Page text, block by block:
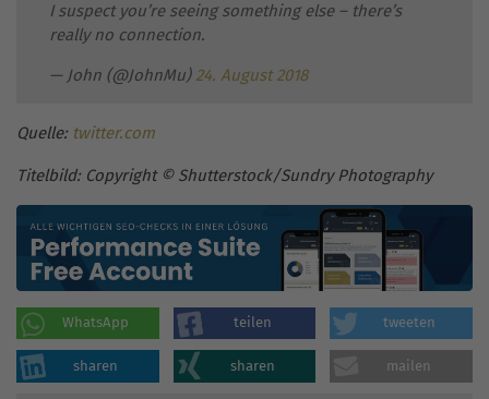
I suspect you’re seeing something else – there’s
really no connection.
— John (@JohnMu) 24. August 2018
Quelle: twitter.com
Titelbild: Copyright © Shutterstock/Sundry Photography
WhatsApp teilen tweeten
sharen sharen mailen